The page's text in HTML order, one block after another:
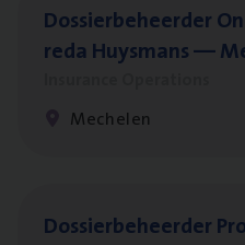
Dos­sier­be­heer­der
re­da Huys­mans —
Mechelen
Dos­sier­be­heer­der